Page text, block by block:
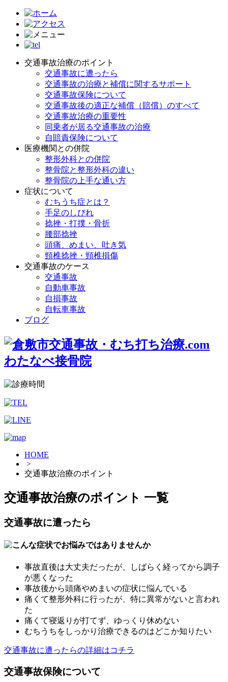
交通事故治療のポイント
交通事故に遭ったら
交通事故の治療と補償に関するサポート
交通事故保険について
交通事故後の適正な補償（賠償）のすべて
交通事故治療の重要性
同乗者が居る交通事故の治療
自賠責保険について
医療機関との併院
整形外科との併院
整骨院と整形外科の違い
整骨院の上手な通い方
症状について
むちうち症とは？
手足のしびれ
捻挫・打撲・骨折
腰部捻挫
頭痛、めまい、吐き気
頸椎捻挫・頸椎損傷
交通事故のケース
交通事故
自動車事故
自損事故
自転車事故
ブログ
HOME
>
交通事故治療のポイント
交通事故治療のポイント 一覧
交通事故に遭ったら
事故直後は大丈夫だったが、しばらく経ってから調子
が悪くなった
事故後から頭痛やめまいの症状に悩んでいる
痛くて整形外科に行ったが、特に異常がないと言われ
た
痛くて寝返りが打てず、ゆっくり休めない
むちうちをしっかり治療できるのはどこか知りたい
交通事故に遭ったらの詳細はコチラ
交通事故保険について